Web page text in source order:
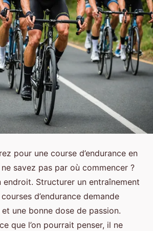
pour une course d’endurance en
savez pas par où commencer ?
endroit. Structurer un entraînement
d’endurance demande
une bonne dose de passion.
que l’on pourrait penser, il ne